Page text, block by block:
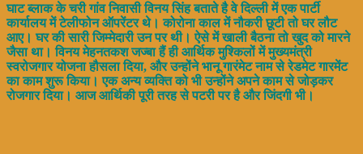
घाट ब्लाक के चरी गांव निवासी विनय सिंह बताते है वे दिल्ली में एक पार्टी
कार्यालय में टेलीफोन ऑपरेंटर थे। कोरोना काल में नौकरी छूटी तो घर लौट
आए। घर की सारी जिम्मेदारी उन पर थी। ऐसे में खाली बैठना तो खुद को मारने
जैसा था। विनय मेहनतकश जज्बा हैं ही आर्थिक मुश्किलों में मुख्यमंत्री
स्वरोजगार योजना हौसला दिया, और उन्होंने भानू गारंमेट नाम से रेडमेट गारमेंट
का काम शुरू किया। एक अन्य व्यक्ति को भी उन्होंने अपने काम से जोड़कर
रोजगार दिया। आज आर्थिकी पूरी तरह से पटरी पर है और जिंदगी भी।